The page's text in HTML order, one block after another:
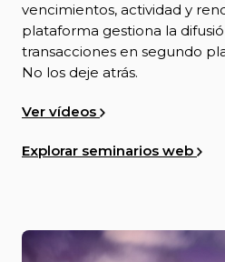
vencimientos, actividad y
plataforma gestiona la
transacciones en segundo
No los deje atrás.
Ver vídeos
Explorar seminarios web